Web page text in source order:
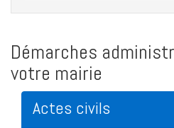
Démarches
votre mairie
Actes civils